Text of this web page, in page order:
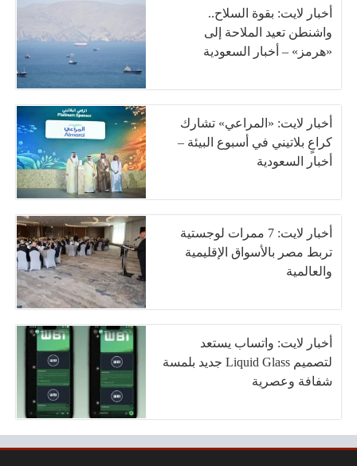
أخبار لايت: بقوة السلاح..
واشنطن تعيد الملاحة إلى
«هرمز» – أخبار السعودية
أخبار لايت: «المراعي» تشارك
كراعٍ بلاتيني في أسبوع البيئة –
أخبار السعودية
أخبار لايت: 7 ممرات لوجستية
تربط مصر بالأسواق الإقليمية
والعالمية
أخبار لايت: واتساب يستعد
لتصميم Liquid Glass جديد بلمسة
شفافة وعصرية